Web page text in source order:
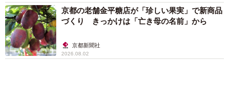
2026.08.02